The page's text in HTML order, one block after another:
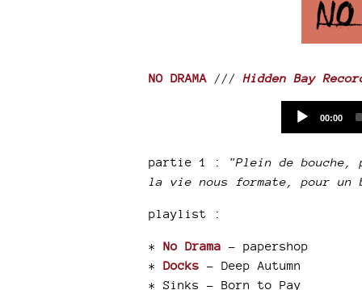
NO DRAMA ///Hidden Bay
Current
00:00
partie 1 :
"Plein de bouche,
la vie nous formate, pour un
playlist :
* No Drama - papershop
* Docks - Deep Autumn
* Sinks - Born to Pay